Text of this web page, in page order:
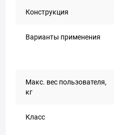
Конструкция
Варианты применения
Макс. вес пользователя,
кг
Класс